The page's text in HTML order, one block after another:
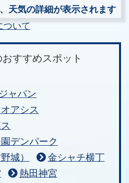
天気の詳細が表示されます
ついて
すすめスポット
ャパン
アシス
デンパーク
城）
金シャチ横丁
熱田神宮